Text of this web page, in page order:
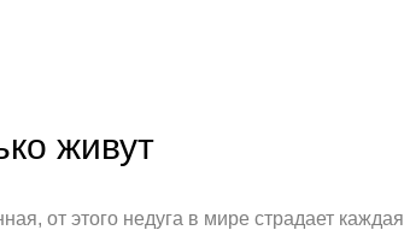
живут
от этого недуга в мире страдает